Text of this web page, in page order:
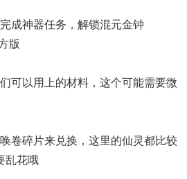
成神器任务，解锁混元金钟
可以用上的材料，这个可能需要微
卷碎片来兑换，这里的仙灵都比较
乱花哦